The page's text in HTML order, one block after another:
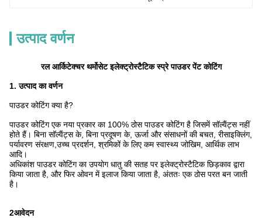
उत्पाद वर्णन
रल आर्किटेक्चर थर्मोसेट इलेक्ट्रोस्टैटिक स्प्रे पाउडर पेंट कोटिंग
1. उत्पाद का वर्णन
पाउडर कोटिंग क्या है?
पाउडर कोटिंग एक नया प्रकार का 100% ठोस पाउडर कोटिंग है जिसमें सॉल्वैंट्स नहीं
होते हैं। बिना सॉल्वैंट्स के, बिना प्रदूषण के, ऊर्जा और संसाधनों की बचत, रीसाइक्लिंग,
पर्यावरण संरक्षण,उच्च प्रदर्शन, श्रमिकों के लिए कम स्वास्थ्य जोखिम, आर्थिक लाभ
आदि।
अधिकांश पाउडर कोटिंग का उपयोग धातु की सतह पर इलेक्ट्रोस्टैटिक छिड़काव द्वारा
किया जाता है, और फिर ओवन में इलाज किया जाता है, अंततः एक ठोस परत बन जाती
है।
2आवेदन